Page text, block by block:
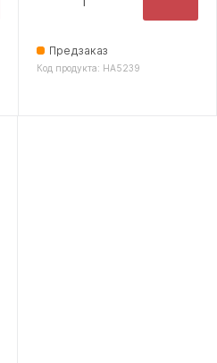
Предзаказ
Код продукта: HA5239